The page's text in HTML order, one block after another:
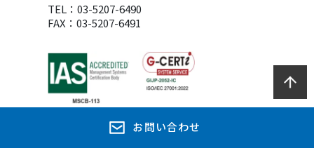
TEL：03-5207-6490
FAX：03-5207-6491
当社は、情報セキュリティマネジメントシステム
（ISMS）の国際規格「ISO/IEC 27001：2022」の認証
お問い合わせ